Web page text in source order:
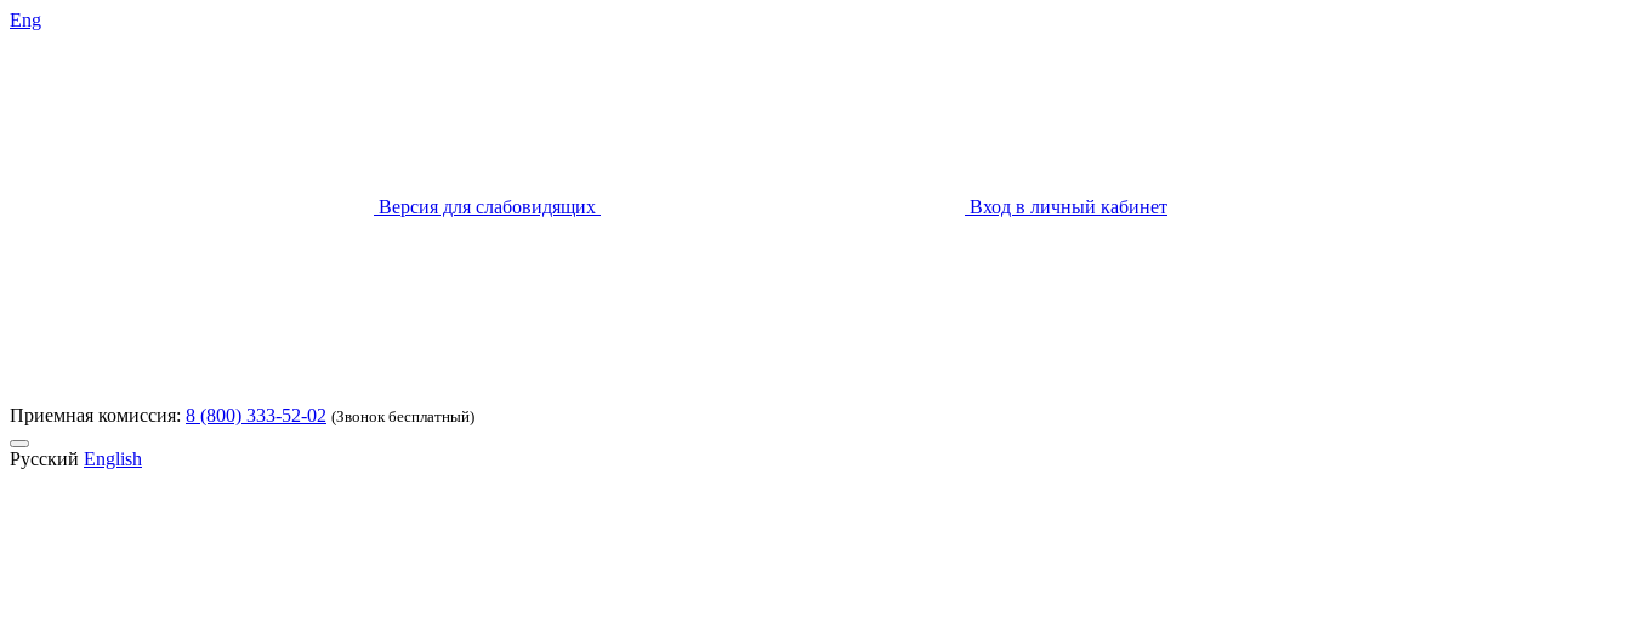
Eng
Версия для слабовидящих Вход в личный кабинет
Приемная комиссия: 8 (800) 333-52-02 (Звонок бесплатный)
Русский English